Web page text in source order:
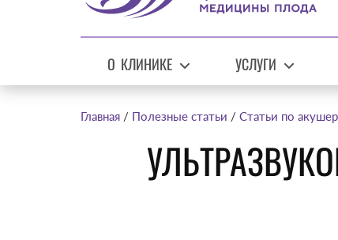
О КЛИНИКЕ УСЛУГИ
Главная Полезные статьи Статьи по